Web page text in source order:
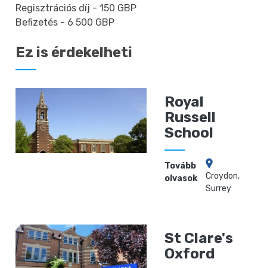
Regisztrációs díj - 150 GBP
Befizetés - 6 500 GBP
Ez is érdekelheti
Royal
Russell
School
Tovább
olvasok
Croydon,
Surrey
St Clare's
Oxford